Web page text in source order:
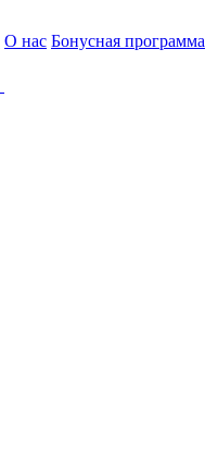
О нас Бонусная программа